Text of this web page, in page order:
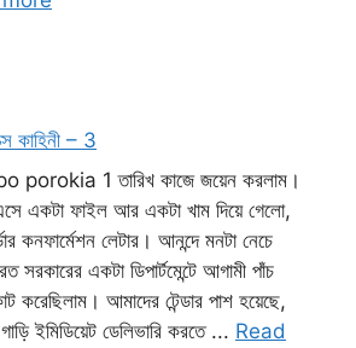
কাহিনী – 3
1 তারিখ কাজে জয়েন করলাম।
একটা ফাইল আর একটা খাম দিয়ে গেলো,
কনফার্মেশন লেটার। আনন্দে মনটা নেচে
একটা ডিপার্টমেন্টে আগামী পাঁচ
করেছিলাম। আমাদের টেন্ডার পাশ হয়েছে,
ইমিডিয়েট ডেলিভারি করতে ... Read